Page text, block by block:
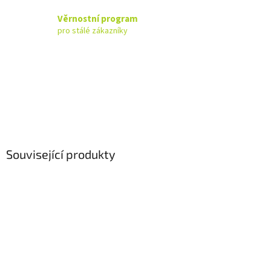
Věrnostní program
pro stálé zákazníky
Související produkty